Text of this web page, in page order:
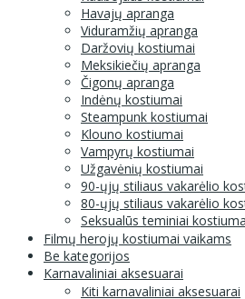
Havajų apranga
Viduramžių apranga
Daržovių kostiumai
Meksikiečių apranga
Čigonų apranga
Indėnų kostiumai
Steampunk kostiumai
Klouno kostiumai
Vampyrų kostiumai
Užgavėnių kostiumai
90-ųjų stiliaus vakarėlio
80-ųjų stiliaus vakarėlio
Seksualūs teminiai
Filmų herojų kostiumai vaikams
Be kategorijos
Karnavaliniai aksesuarai
Kiti karnavaliniai aksesuarai